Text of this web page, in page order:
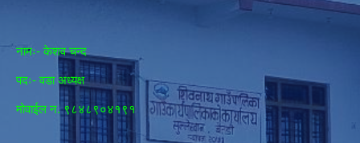
नामः- केशव चन्द
पदः- वडा अध्यक्ष
मोवाईल न‌. ९८४८९०४१९१